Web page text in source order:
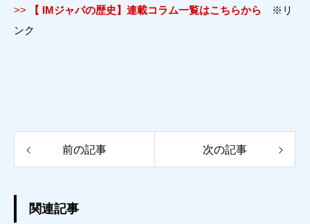
>>
【 IMジャパの歴史】連載コラム一覧はこちらから ※リ
ンク
前の記事 次の記事
関連記事